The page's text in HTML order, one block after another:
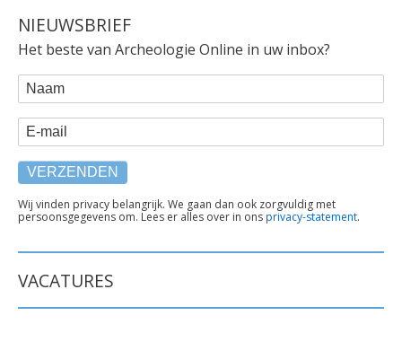
NIEUWSBRIEF
Het beste van Archeologie Online in uw inbox?
WEBFORM
Naam
E-mail
TEKST
ONDER
Wij vinden privacy belangrijk. We gaan dan ook zorgvuldig met
persoonsgegevens om. Lees er alles over in onsprivacy-statement.
VACATURES